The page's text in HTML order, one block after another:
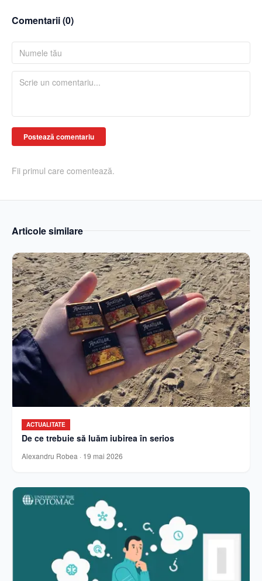
Comentarii (0)
Postează comentariu
Fii primul care comentează.
Articole similare
ACTUALITATE
De ce trebuie să luăm iubirea în serios
Alexandru Robea · 19 mai 2026